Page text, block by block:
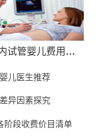
2025国内试管婴儿费用详解：5万到15万差异因素探究
儿医生推荐
异因素探究
阶段收费价目清单